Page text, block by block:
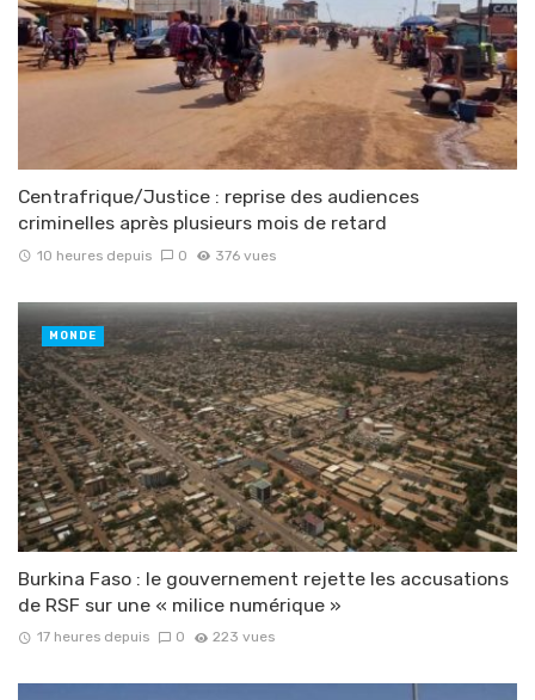
Centrafrique/Justice : reprise des audiences
criminelles après plusieurs mois de retard
10 heures depuis 0 376 vues
Burkina Faso : le gouvernement rejette les accusations
de RSF sur une « milice numérique »
17 heures depuis 0 223 vues
MONDE